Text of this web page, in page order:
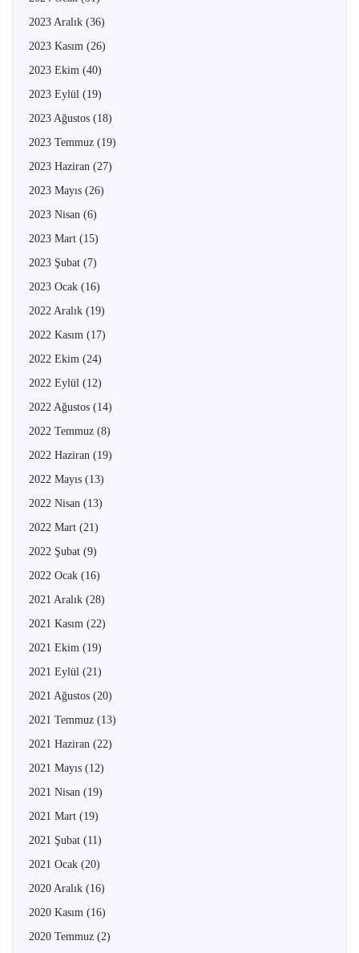
2023 Aralık (36)
2023 Kasım (26)
2023 Ekim (40)
2023 Eylül (19)
2023 Ağustos (18)
2023 Temmuz (19)
2023 Haziran (27)
2023 Mayıs (26)
2023 Nisan (6)
2023 Mart (15)
2023 Şubat (7)
2023 Ocak (16)
2022 Aralık (19)
2022 Kasım (17)
2022 Ekim (24)
2022 Eylül (12)
2022 Ağustos (14)
2022 Temmuz (8)
2022 Haziran (19)
2022 Mayıs (13)
2022 Nisan (13)
2022 Mart (21)
2022 Şubat (9)
2022 Ocak (16)
2021 Aralık (28)
2021 Kasım (22)
2021 Ekim (19)
2021 Eylül (21)
2021 Ağustos (20)
2021 Temmuz (13)
2021 Haziran (22)
2021 Mayıs (12)
2021 Nisan (19)
2021 Mart (19)
2021 Şubat (11)
2021 Ocak (20)
2020 Aralık (16)
2020 Kasım (16)
2020 Temmuz (2)